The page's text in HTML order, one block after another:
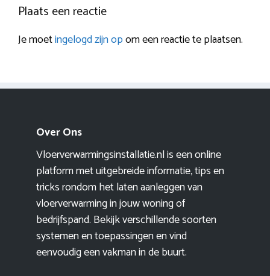
Plaats een reactie
Je moetingelogd zijn opom een reactie te plaatsen.
Over Ons
Vloerverwarmingsinstallatie.nl is een online
platform met uitgebreide informatie, tips en
tricks rondom het laten aanleggen van
vloerverwarming in jouw woning of
bedrijfspand. Bekijk verschillende soorten
systemen en toepassingen en vind
eenvoudig een vakman in de buurt.